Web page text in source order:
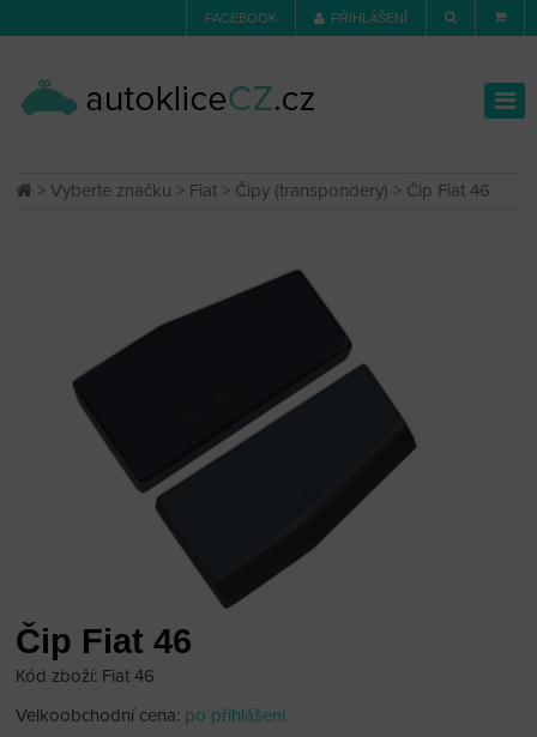
FACEBOOK PŘIHLÁŠENÍ
>Vyberte značku > Fiat > Čipy (transpondery) > Čip Fiat 46
Čip Fiat 46
Kód zboží: Fiat 46
Velkoobchodní cena: po přihlášení